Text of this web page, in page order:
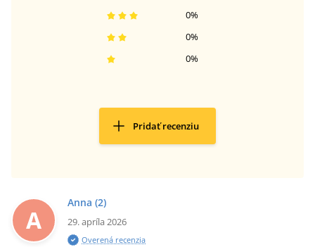
0%
0%
0%
Pridať recenziu
A
Anna (2)
29. apríla 2026
Overená recenzia